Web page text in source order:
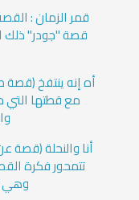
قمر الزمان :
قصة "جودر" ذلك
أه إنه ينتفخ (قصة
مع قطتها التي
أنا والنحلة (قصة
تتمحور فكرة
وهي